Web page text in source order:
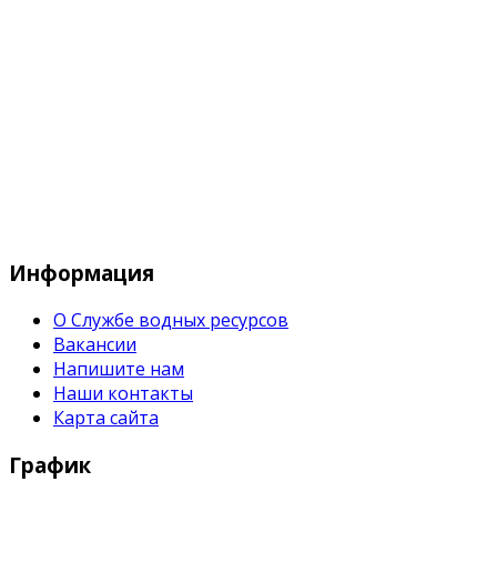
Информация
О Службе водных ресурсов
Вакансии
Напишите нам
Наши контакты
Карта сайта
График